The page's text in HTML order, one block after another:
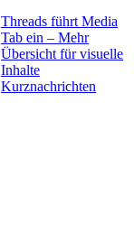
Threads führt Media
Tab ein – Mehr
Übersicht für visuelle
Inhalte
Kurznachrichten